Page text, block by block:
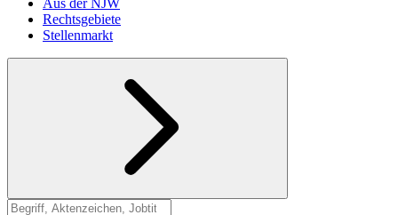
Aus der NJW
Rechtsgebiete
Stellenmarkt
Suche